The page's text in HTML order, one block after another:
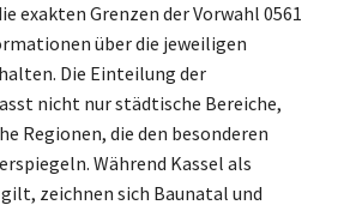
exakten Grenzen der Vorwahl 0561
über die jeweiligen
Die Einteilung der
nicht nur städtische Bereiche,
Regionen, die den besonderen
Während Kassel als
zeichnen sich Baunatal und